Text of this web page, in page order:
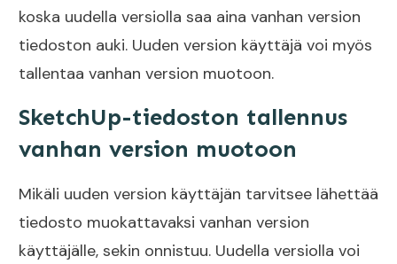
koska uudella versiolla saa aina vanhan version
tiedoston auki. Uuden version käyttäjä voi myös
tallentaa vanhan version muotoon.
SketchUp-tiedoston tallennus
vanhan version muotoon
Mikäli uuden version käyttäjän tarvitsee lähettää
tiedosto muokattavaksi vanhan version
käyttäjälle, sekin onnistuu. Uudella versiolla voi